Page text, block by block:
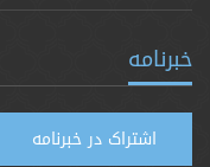
خبرنامه
اشتراک در خبرنامه